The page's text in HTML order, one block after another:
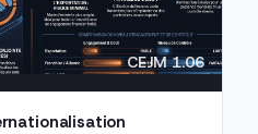
CEJM 1.06